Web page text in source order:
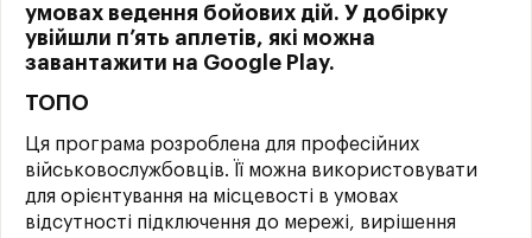
умовах ведення бойових дій. У добірку
увійшли п’ять аплетів, які можна
завантажити на Google Play.
ТОПО
Ця програма розроблена для професійних
військовослужбовців. Її можна використовувати
для орієнтування на місцевості в умовах
відсутності підключення до мережі, вирішення